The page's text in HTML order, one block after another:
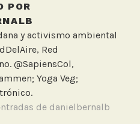
POR
y activismo ambiental
Red
@SapiensCol,
Yoga Veg;
de danielbernalb